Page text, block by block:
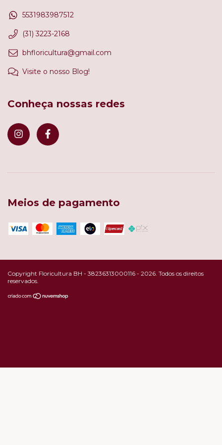
5531983987512
(31) 3223-2168
bhfloricultura@gmail.com
Visite o nosso Blog!
Conheça nossas redes
Meios de pagamento
Copyright Floricultura BH - 38236313000116 - 2026. Todos os direitos
reservados.